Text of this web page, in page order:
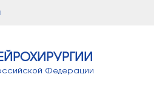
Федерации